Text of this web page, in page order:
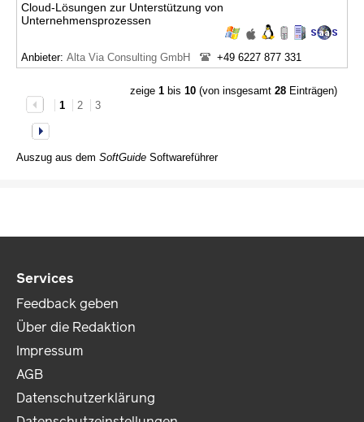
Cloud-Lösungen zur Unterstützung von
Unternehmensprozessen
Anbieter: Alta Via Consulting GmbH +49 6227 877 331
zeige 1bis 10(von insgesamt 28Einträgen)
1
2 3
Auszug aus dem SoftGuide Softwareführer
Services
Feedback geben
Über die Redaktion
Impressum
AGB
Datenschutzerklärung